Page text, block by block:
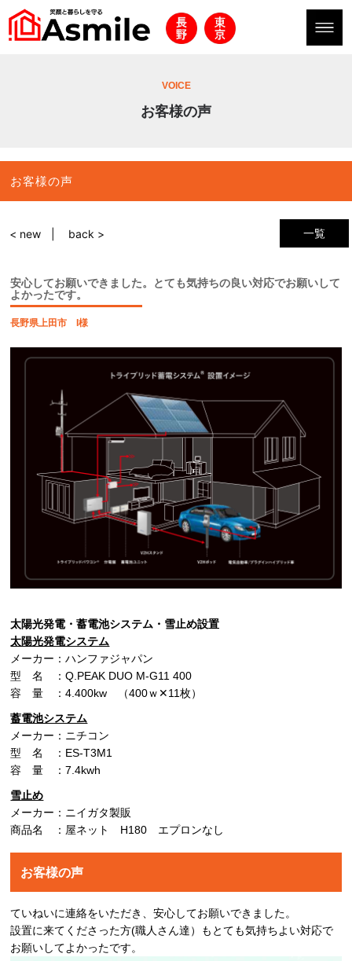
VOICE
お客様の声
お客様の声
一覧
< new back >
安心してお願いできました。とても気持ちの良い対応でお願いして
よかったです。
長野県上田市 I様
太陽光発電・蓄電池システム・雪止め設置
太陽光発電システム
メーカー：ハンファジャパン
型 名 ：Q.PEAK DUO M-G11 400
容 量 ：4.400kw （400ｗ✕11枚）
蓄電池システム
メーカー：ニチコン
型 名 ：ES-T3M1
容 量 ：7.4kwh
雪止め
メーカー：ニイガタ製販
商品名 ：屋ネット H180 エプロンなし
お客様の声
ていねいに連絡をいただき、安心してお願いできました。
設置に来てくださった方(職人さん達）もとても気持ちよい対応で
お願いしてよかったです。